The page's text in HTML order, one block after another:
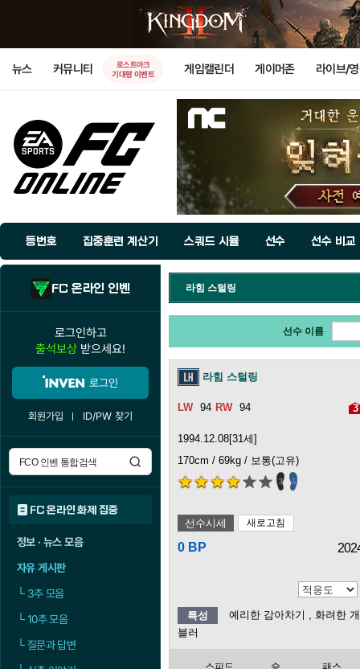
뉴스 커뮤니티
로스트아크
기대평 이벤트
게임캘린더 게이머존 라이브/
등번호 집중훈련 계산기 스쿼드 시뮬 선수 선수 비교
FC 온라인 인벤
로그인하고
출석보상 받으세요!
로그인
회원가입 ID/PW 찾기
FC 온라인 화제 집중
정보 · 뉴스 모음
자유 게시판
└3추 모음
└10추 모음
└질문과 답변
라힘 스털링
선수 이름
라힘 스털링
94 94 3
1994.12.08[31세]
170cm / 69kg / 보통(고유)
3 5
선수시세 새로고침
0 BP
특성 예리한 감아차기
, 화려한
블러
스피드 슛 패스